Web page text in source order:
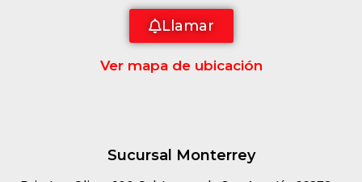
Llamar
Ver mapa de ubicación
Sucursal Monterrey